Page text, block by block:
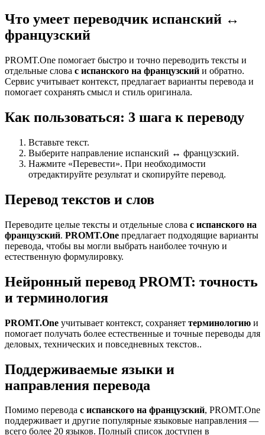
Что умеет переводчик испанский ↔
французский
PROMT.One помогает быстро и точно переводить тексты и
отдельные слова с испанского на французский и обратно.
Сервис учитывает контекст, предлагает варианты перевода и
помогает сохранять смысл и стиль оригинала.
Как пользоваться: 3 шага к переводу
Вставьте текст.
Выберите направление испанский ↔ французский.
Нажмите «Перевести». При необходимости
отредактируйте результат и скопируйте перевод.
Перевод текстов и слов
Переводите целые тексты и отдельные слова с испанского на
французский. PROMT.One предлагает подходящие варианты
перевода, чтобы вы могли выбрать наиболее точную и
естественную формулировку.
Нейронный перевод PROMT: точность
и терминология
PROMT.One учитывает контекст, сохраняет терминологию и
помогает получать более естественные и точные переводы для
деловых, технических и повседневных текстов..
Поддерживаемые языки и
направления перевода
Помимо перевода с испанского на французский, PROMT.One
поддерживает и другие популярные языковые направления —
всего более 20 языков. Полный список доступен в